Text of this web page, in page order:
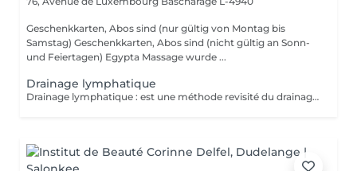
Geschenkkarten, Abos sind (nur gültig von Montag bis
Samstag) Geschenkkarten, Abos sind (nicht gültig an Sonn-
und Feiertagen) Egypta Massage wurde ...
Drainage lymphatique
Drainage lymphatique : est une méthode revisité du drainage lymphatique traditionnel qui permet d'obtenir des résultats plus rapides et visuels impressionnants.